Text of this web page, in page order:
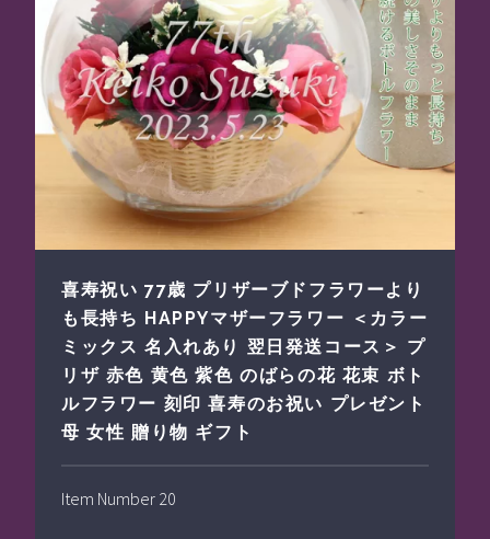
喜寿祝い 77歳 プリザーブドフラワーより
も長持ち HAPPYマザーフラワー ＜カラー
ミックス 名入れあり 翌日発送コース＞ プ
リザ 赤色 黄色 紫色 のばらの花 花束 ボト
ルフラワー 刻印 喜寿のお祝い プレゼント
母 女性 贈り物 ギフト
Item Number 20